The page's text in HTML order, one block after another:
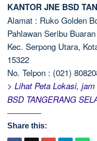
KANTOR JNE BSD
Alamat : Ruko Golden
Pahlawan Seribu
Kec. Serpong Utara,
15322
No. Telpon : (021)
> Lihat Peta Lokasi,
BSD TANGERANG
Share this: